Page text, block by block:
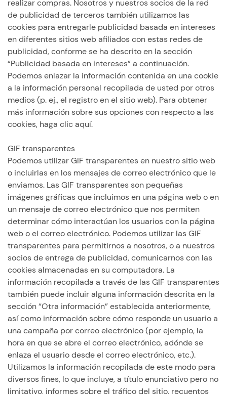
realizar compras. Nosotros y nuestros socios de la red
de publicidad de terceros también utilizamos las
cookies para entregarle publicidad basada en intereses
en diferentes sitios web afiliados con estas redes de
publicidad, conforme se ha descrito en la sección
“Publicidad basada en intereses” a continuación.
Podemos enlazar la información contenida en una cookie
a la información personal recopilada de usted por otros
medios (p. ej., el registro en el sitio web). Para obtener
más información sobre sus opciones con respecto a las
cookies, haga clic aquí.
GIF transparentes
Podemos utilizar GIF transparentes en nuestro sitio web
o incluirlas en los mensajes de correo electrónico que le
enviamos. Las GIF transparentes son pequeñas
imágenes gráficas que incluimos en una página web o en
un mensaje de correo electrónico que nos permiten
determinar cómo interactúan los usuarios con la página
web o el correo electrónico. Podemos utilizar las GIF
transparentes para permitirnos a nosotros, o a nuestros
socios de entrega de publicidad, comunicarnos con las
cookies almacenadas en su computadora. La
información recopilada a través de las GIF transparentes
también puede incluir alguna información descrita en la
sección “Otra información” establecida anteriormente,
así como información sobre cómo responde un usuario a
una campaña por correo electrónico (por ejemplo, la
hora en que se abre el correo electrónico, adónde se
enlaza el usuario desde el correo electrónico, etc.).
Utilizamos la información recopilada de este modo para
diversos fines, lo que incluye, a título enunciativo pero no
limitativo, informes sobre el tráfico del sitio, recuentos